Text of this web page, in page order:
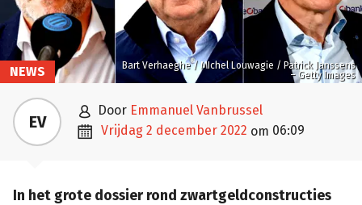
Bart Verhaeghe / MIchel Louwagie / Patrick Janssens
– Getty Images
NEWS
EV  door Emmanuel Vanbrussel
 vrijdag 2 december 2022 om 06:09
In het grote dossier rond zwartgeldconstructies